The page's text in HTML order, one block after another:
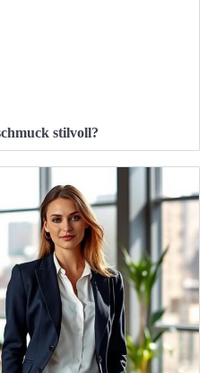
stilvoll?